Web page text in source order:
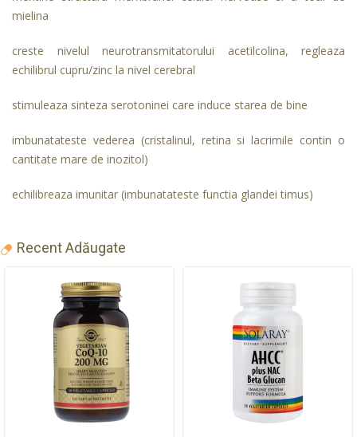
mielina
creste nivelul neurotransmitatorului acetilcolina, regleaza
echilibrul cupru/zinc la nivel cerebral
stimuleaza sinteza serotoninei care induce starea de bine
imbunatateste vederea (cristalinul, retina si lacrimile contin o
cantitate mare de inozitol)
echilibreaza imunitar (imbunatateste functia glandei timus)
Recent Adăugate